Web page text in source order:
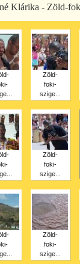
Klárika - Zöld-
Zöld-
foki-
szige...
Zöld-
foki-
szige...
Zöld-
foki-
szige...